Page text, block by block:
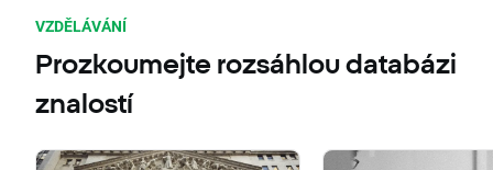
VZDĚLÁVÁNÍ
Prozkoumejte rozsáhlou databázi
znalostí